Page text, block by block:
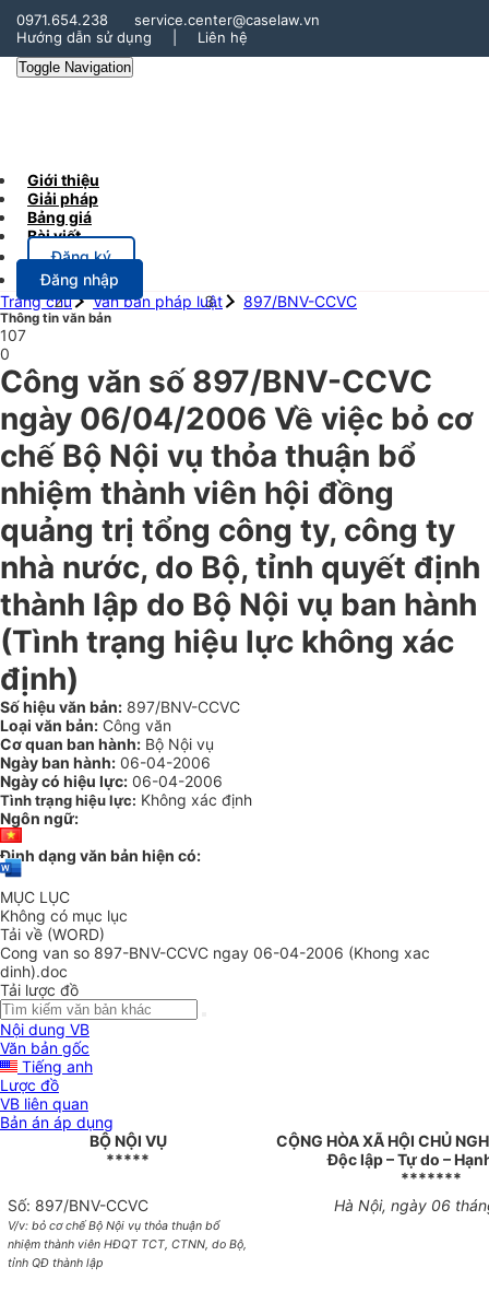
0971.654.238
service.center@caselaw.vn
Hướng dẫn sử dụng
Liên hệ
Toggle Navigation
Giới thiệu
Giải pháp
Bảng giá
Bài viết
Đăng ký
Đăng nhập
Trang chủ
Văn bản pháp luật 897/BNV-CCVC
Thông tin văn bản
107
0
Công văn số 897/BNV-CCVC
ngày 06/04/2006 Về việc bỏ cơ
chế Bộ Nội vụ thỏa thuận bổ
nhiệm thành viên hội đồng
quảng trị tổng công ty, công ty
nhà nước, do Bộ, tỉnh quyết định
thành lập do Bộ Nội vụ ban hành
(Tình trạng hiệu lực không xác
định)
Số hiệu văn bản: 897/BNV-CCVC
Loại văn bản: Công văn
Cơ quan ban hành: Bộ Nội vụ
Ngày ban hành: 06-04-2006
Ngày có hiệu lực: 06-04-2006
Tình trạng hiệu lực: Không xác định
Ngôn ngữ:
Định dạng văn bản hiện có:
MỤC LỤC
Không có mục lục
Tải về (WORD)
Cong van so 897-BNV-CCVC ngay 06-04-2006 (Khong xac
dinh).doc
Tải lược đồ
Nội dung VB
Văn bản gốc
Tiếng anh
Lược đồ
VB liên quan
Bản án áp dụng
BỘ NỘI VỤ
*****
CỘNG HÒA XÃ HỘI CHỦ
Độc lập – Tự do –
*******
Số: 897/BNV-CCVC
V/v: bỏ cơ chế Bộ Nội vụ thỏa thuận bổ
nhiệm thành viên HĐQT TCT, CTNN, do Bộ,
tỉnh QĐ thành lập
Hà Nội, ngày 06